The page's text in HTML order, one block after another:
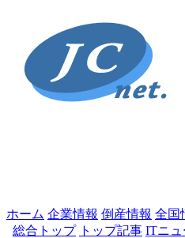
ホーム 企業情報 倒産情報 全国
総合トップ トップ記事 ITニュ